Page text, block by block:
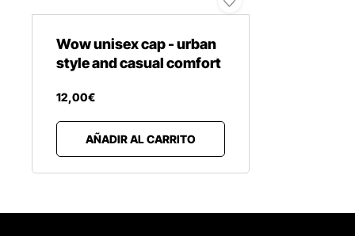
Wow unisex cap - urban
style and casual comfort
12,00€
AÑADIR AL CARRITO